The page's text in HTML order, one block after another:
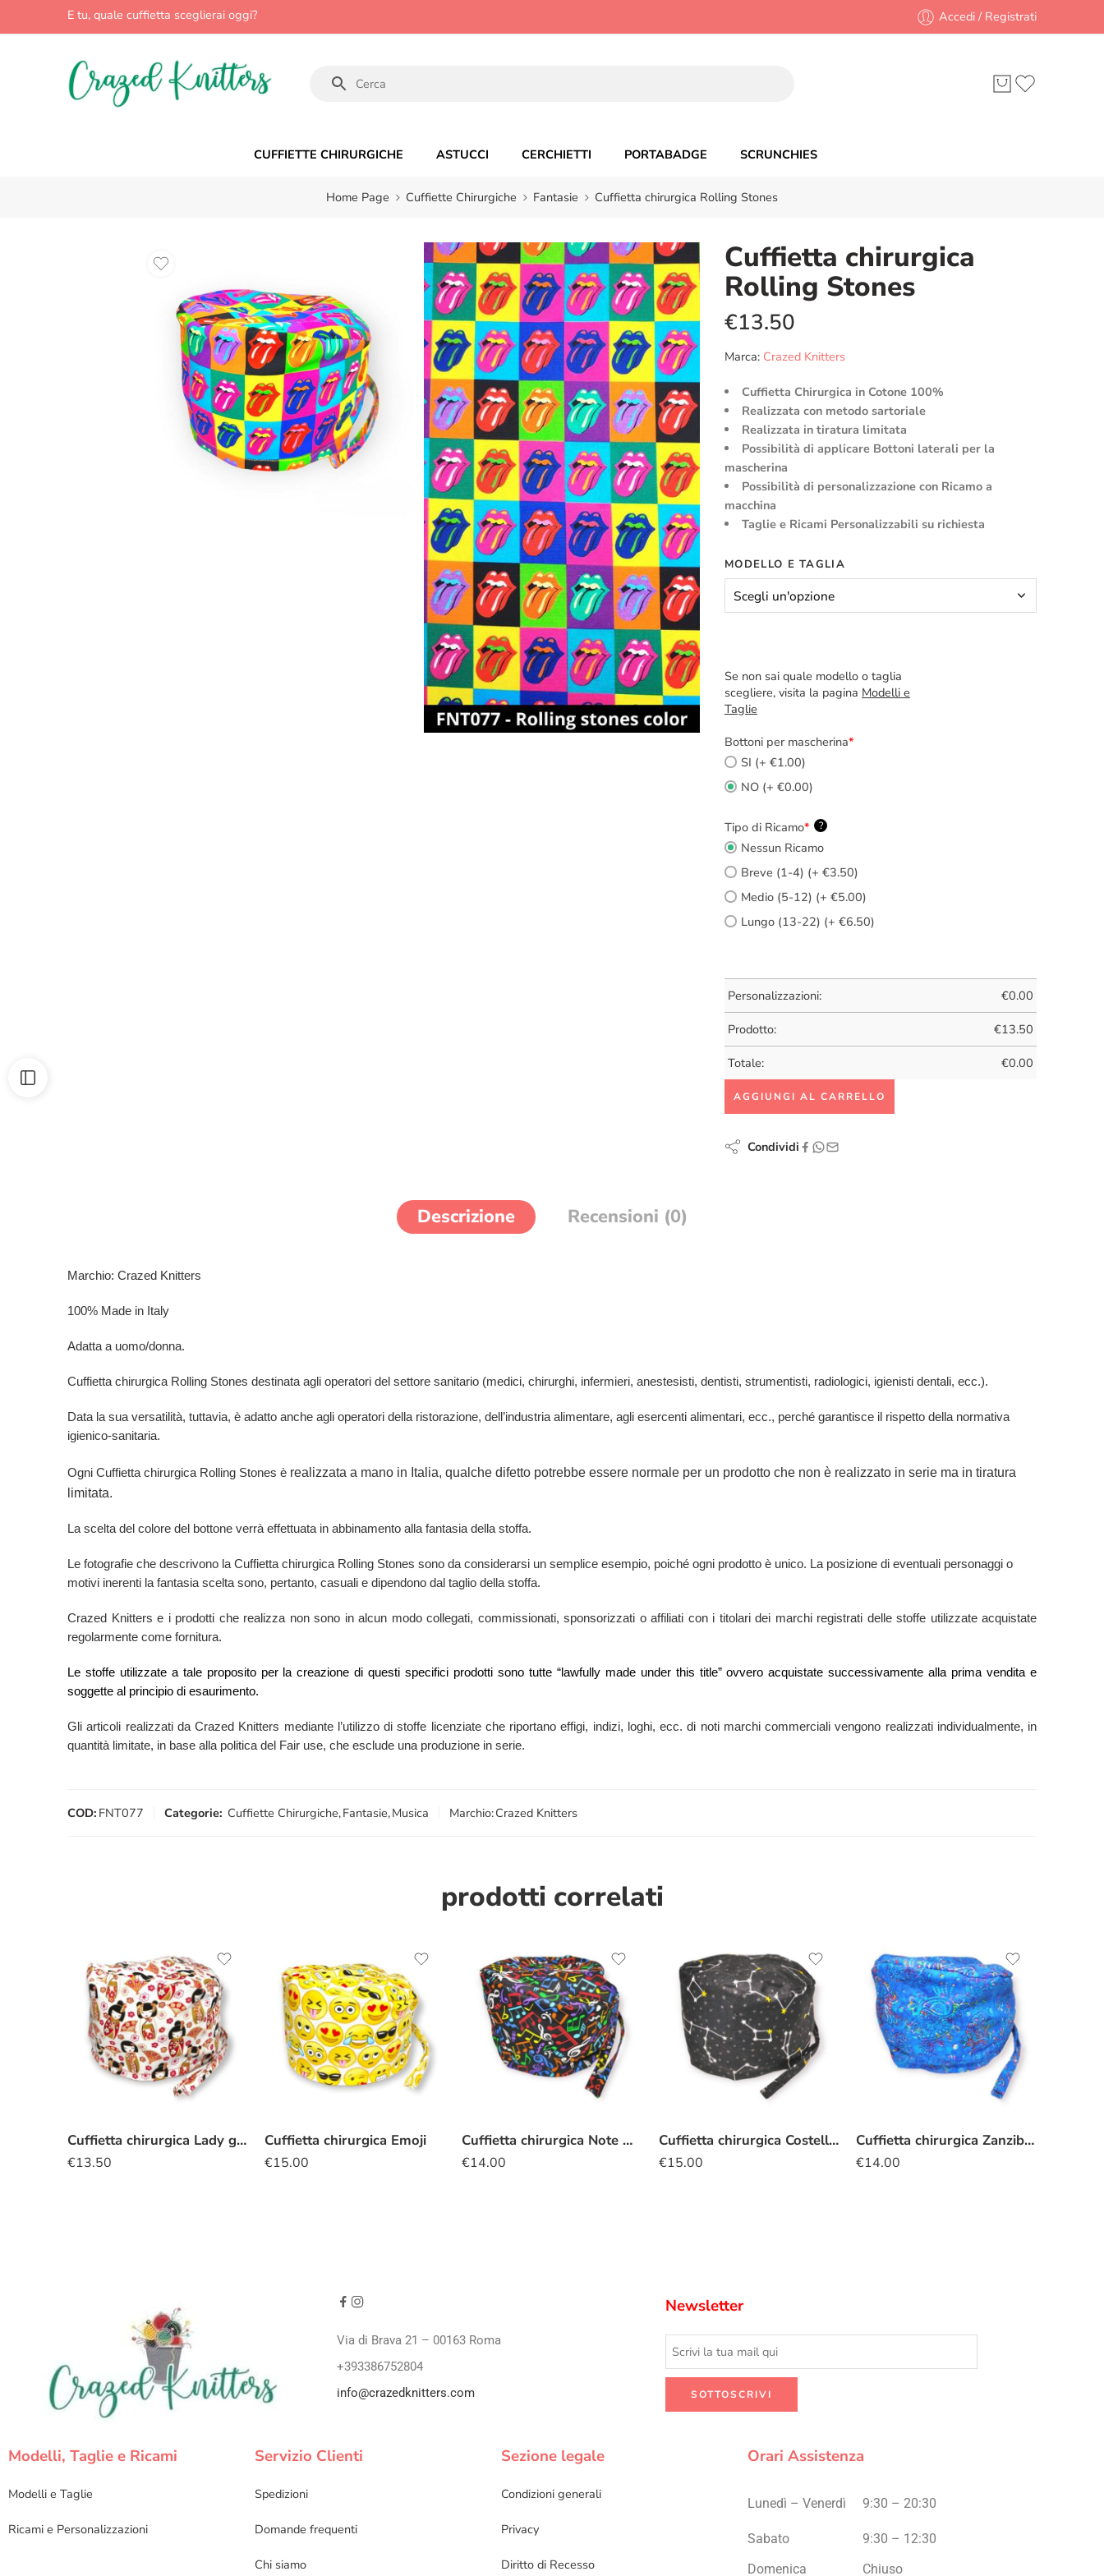
E tu, quale cuffietta sceglierai oggi? Accedi / Registrati
CUFFIETTE CHIRURGICHE ASTUCCI CERCHIETTI PORTABADGE SCRUNCHIES
Home Page Cuffiette Chirurgiche Fantasie Cuffietta chirurgica Rolling Stones
Cuffietta chirurgica
Rolling Stones
€13.50
Marca: Crazed Knitters
Cuffietta Chirurgica in Cotone 100%
Realizzata con metodo sartoriale
Realizzata in tiratura limitata
Possibilità di applicare Bottoni laterali per la
mascherina
Possibilità di personalizzazione con Ricamo a
macchina
Taglie e Ricami Personalizzabili su richiesta
MODELLO E TAGLIA
Se non sai quale modello o taglia
scegliere, visita la pagina Modelli e
Taglie
Bottoni per mascherina*
SI (+ €1.00)
NO (+ €0.00)
Tipo di Ricamo* ?
Nessun Ricamo
Breve (1-4) (+ €3.50)
Medio (5-12) (+ €5.00)
Lungo (13-22) (+ €6.50)
Personalizzazioni: €0.00
Prodotto: €13.50
Totale: €0.00
AGGIUNGI AL CARRELLO
Condividi
Descrizione Recensioni (0)
Marchio: Crazed Knitters
100% Made in Italy
Adatta a uomo/donna.
Cuffietta chirurgica Rolling Stones destinata agli operatori del settore sanitario (medici, chirurghi, infermieri, anestesisti, dentisti, strumentisti, radiologici, igienisti dentali, ecc.).
Data la sua versatilità, tuttavia, è adatto anche agli operatori della ristorazione, dell’industria alimentare, agli esercenti alimentari, ecc., perché garantisce il rispetto della normativa
igienico-sanitaria.
Ogni Cuffietta chirurgica Rolling Stones è realizzata a mano in Italia, qualche difetto potrebbe essere normale per un prodotto che non è realizzato in serie ma in tiratura
limitata.
La scelta del colore del bottone verrà effettuata in abbinamento alla fantasia della stoffa.
Le fotografie che descrivono la Cuffietta chirurgica Rolling Stones sono da considerarsi un semplice esempio, poiché ogni prodotto è unico. La posizione di eventuali personaggi o
motivi inerenti la fantasia scelta sono, pertanto, casuali e dipendono dal taglio della stoffa.
Crazed Knitters e i prodotti che realizza non sono in alcun modo collegati, commissionati, sponsorizzati o affiliati con i titolari dei marchi registrati delle stoffe utilizzate acquistate
regolarmente come fornitura.
Le stoffe utilizzate a tale proposito per la creazione di questi specifici prodotti sono tutte “lawfully made under this title” ovvero acquistate successivamente alla prima vendita e
soggette al principio di esaurimento.
Gli articoli realizzati da Crazed Knitters mediante l’utilizzo di stoffe licenziate che riportano effigi, indizi, loghi, ecc. di noti marchi commerciali vengono realizzati individualmente, in
quantità limitate, in base alla politica del Fair use, che esclude una produzione in serie.
COD: FNT077 Categorie: Cuffiette Chirurgiche,Fantasie,Musica Marchio:Crazed Knitters
prodotti correlati
Cuffietta chirurgica Lady giapponese
€13.50
Cuffietta chirurgica Emoji
€15.00
Cuffietta chirurgica Note musicali colorate
€14.00
Cuffietta chirurgica Costellazioni nero
€15.00
Cuffietta chirurgica Zanzibar
€14.00
Via di Brava 21 – 00163 Roma
+393386752804
info@crazedknitters.com
Newsletter
Modelli, Taglie e Ricami
Modelli e Taglie
Ricami e Personalizzazioni
Servizio Clienti
Spedizioni
Domande frequenti
Chi siamo
Sezione legale
Condizioni generali
Privacy
Diritto di Recesso
Orari Assistenza
Lunedì – Venerdì 9:30 – 20:30
Sabato 9:30 – 12:30
Domenica Chiuso